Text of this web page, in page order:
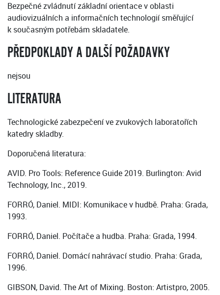
Bezpečné zvládnutí základní orientace v oblasti
audiovizuálních a informačních technologií směřující
k současným potřebám skladatele.
PŘEDPOKLADY A DALŠÍ POŽADAVKY
nejsou
LITERATURA
Technologické zabezpečení ve zvukových laboratořích
katedry skladby.
Doporučená literatura:
AVID. Pro Tools: Reference Guide 2019. Burlington: Avid
Technology, Inc., 2019.
FORRÓ, Daniel. MIDI: Komunikace v hudbě. Praha: Grada,
1993.
FORRÓ, Daniel. Počítače a hudba. Praha: Grada, 1994.
FORRÓ, Daniel. Domácí nahrávací studio. Praha: Grada,
1996.
GIBSON, David. The Art of Mixing. Boston: Artistpro, 2005.